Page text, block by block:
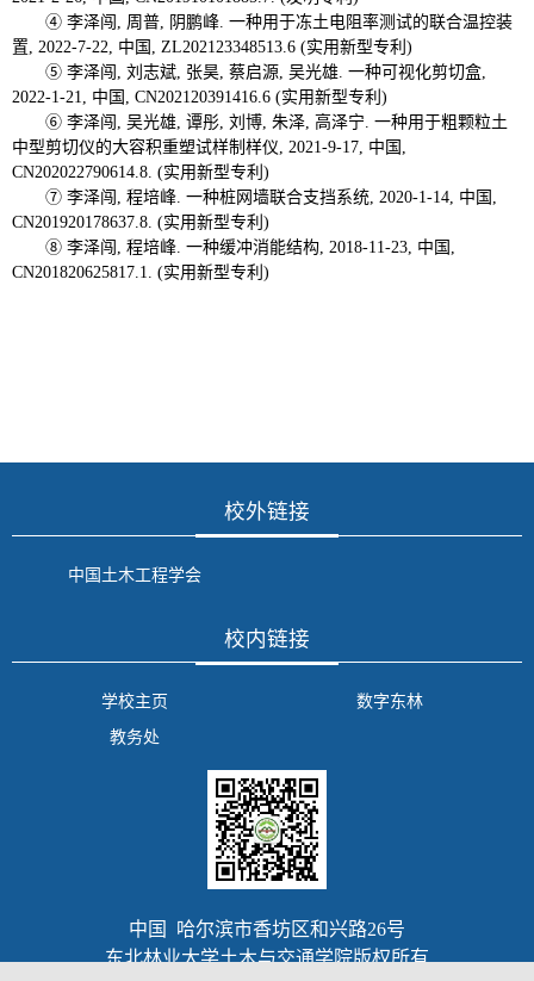
④ 李泽闯, 周普, 阴鹏峰. 一种用于冻土电阻率测试的联合温控装
置, 2022-7-22, 中国, ZL202123348513.6 (实用新型专利)
⑤ 李泽闯, 刘志斌, 张昊, 蔡启源, 吴光雄. 一种可视化剪切盒,
2022-1-21, 中国, CN202120391416.6 (实用新型专利)
⑥ 李泽闯, 吴光雄, 谭彤, 刘博, 朱泽, 高泽宁. 一种用于粗颗粒土
中型剪切仪的大容积重塑试样制样仪, 2021-9-17, 中国,
CN202022790614.8. (实用新型专利)
⑦ 李泽闯, 程培峰. 一种桩网墙联合支挡系统, 2020-1-14, 中国,
CN201920178637.8. (实用新型专利)
⑧ 李泽闯, 程培峰. 一种缓冲消能结构, 2018-11-23, 中国,
CN201820625817.1. (实用新型专利)
校外链接
中国土木工程学会
校内链接
学校主页
数字东林
教务处
中国 哈尔滨市香坊区和兴路26号
东北林业大学土木与交通学院版权所有